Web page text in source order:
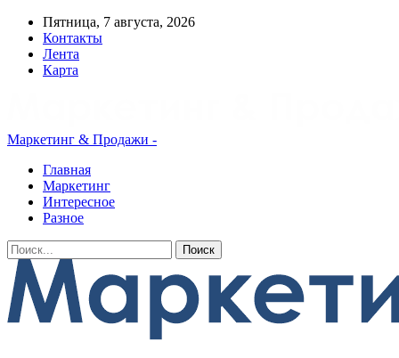
Пятница, 7 августа, 2026
Контакты
Лента
Карта
Маркетинг & Продажи -
Главная
Маркетинг
Интересное
Разное